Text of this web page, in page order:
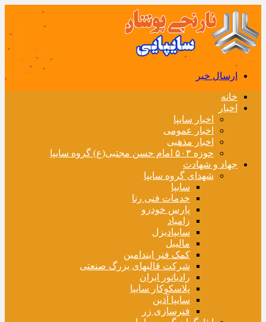
ارسال خبر
خانه
اخبار
اخبار سایپا
اخبار عمومی
اخبار مذهبی
حوزه ۵۰۳ امام حسن مجتبی(ع) گروه سایپا
جهاد و شهادت
شهدای گروه سایپا
سایپا
خدمات فنی رنا
پارس خودرو
زامیاد
سایپادیزل
مالیبل
کمک فنر ایندامین
شرکت قالبهای بزرگ صنعتی
رادیاتور ایران
پلاسکوکار سایپا
سایپا آذین
فنرسازی زر